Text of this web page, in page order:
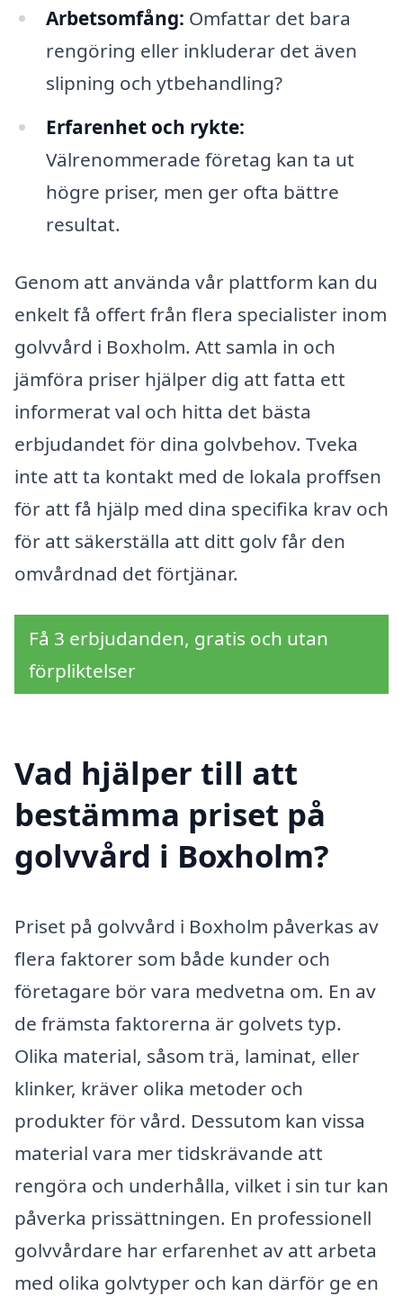
Arbetsomfång: Omfattar det bara
rengöring eller inkluderar det även
slipning och ytbehandling?
Erfarenhet och rykte:
Välrenommerade företag kan ta ut
högre priser, men ger ofta bättre
resultat.
Genom att använda vår plattform kan du
enkelt få offert från flera specialister inom
golvvård i Boxholm. Att samla in och
jämföra priser hjälper dig att fatta ett
informerat val och hitta det bästa
erbjudandet för dina golvbehov. Tveka
inte att ta kontakt med de lokala proffsen
för att få hjälp med dina specifika krav och
för att säkerställa att ditt golv får den
omvårdnad det förtjänar.
Få 3 erbjudanden, gratis och utan
förpliktelser
Vad hjälper till att
bestämma priset på
golvvård i Boxholm?
Priset på golvvård i Boxholm påverkas av
flera faktorer som både kunder och
företagare bör vara medvetna om. En av
de främsta faktorerna är golvets typ.
Olika material, såsom trä, laminat, eller
klinker, kräver olika metoder och
produkter för vård. Dessutom kan vissa
material vara mer tidskrävande att
rengöra och underhålla, vilket i sin tur kan
påverka prissättningen. En professionell
golvvårdare har erfarenhet av att arbeta
med olika golvtyper och kan därför ge en